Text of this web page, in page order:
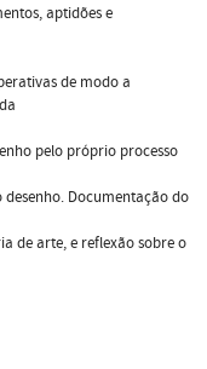
aptidões e
de modo a
pelo próprio processo
Documentação do
de arte, e reflexão sobre o